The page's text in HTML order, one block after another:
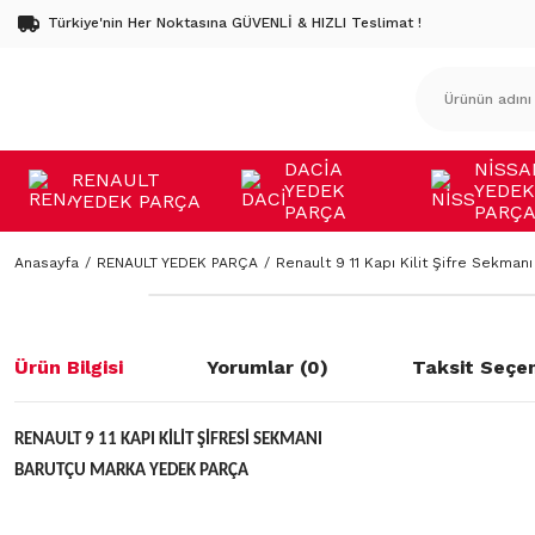
Türkiye'nin Her Noktasına GÜVENLİ & HIZLI Teslimat !
RENAULT
YEDEK PARÇA
DACİA
YEDEK
PARÇA
YEDEK
PARÇA
Anasayfa RENAULT YEDEK PARÇA Renault 9 11 Kapı Kilit Şifre Sekmanı
Ürün Bilgisi Yorumlar (0) Taksit
RENAULT 9 11 KAPI KİLİT ŞİFRESİ SEKMANI
BARUTÇU MARKA YEDEK PARÇA